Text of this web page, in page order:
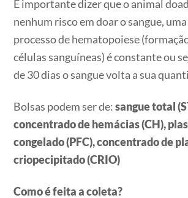
É importante dizer que o animal
nenhum risco em doar o sangue,
processo de hematopoiese
células sanguíneas) é constante ou
de 30 dias o sangue volta a sua
Bolsas podem ser de:sangue total
concentrado de hemácias (CH),
congelado (PFC), concentrado de
criopecipitado (CRIO)
Como é feita a coleta?